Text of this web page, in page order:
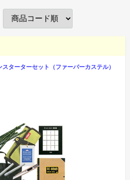
ターターセット（ファーバーカステル）